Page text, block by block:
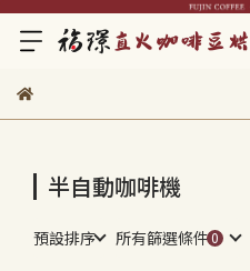
半自動咖啡機
預設排序 所有篩選條件